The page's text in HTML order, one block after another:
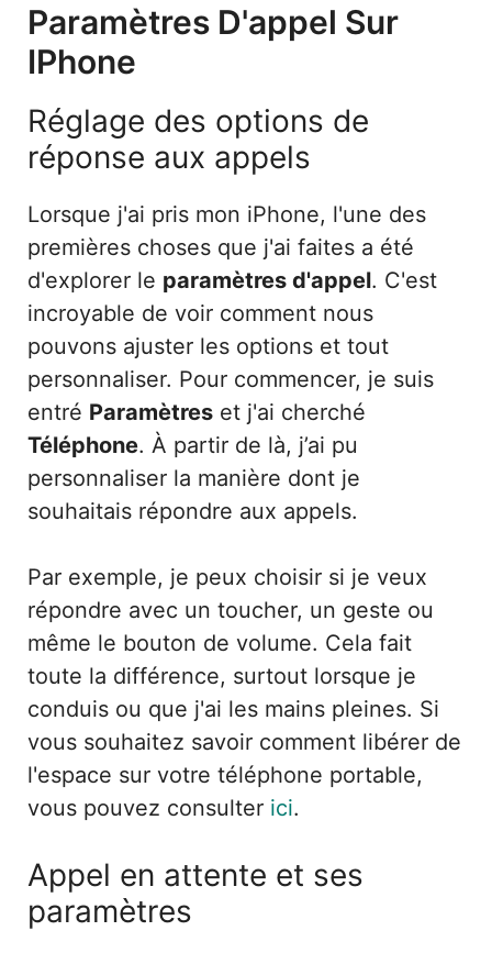
Paramètres D'appel Sur
IPhone
Réglage des options de
réponse aux appels
Lorsque j'ai pris mon iPhone, l'une des
premières choses que j'ai faites a été
d'explorer le paramètres d'appel. C'est
incroyable de voir comment nous
pouvons ajuster les options et tout
personnaliser. Pour commencer, je suis
entré Paramètres et j'ai cherché
Téléphone. À partir de là, j’ai pu
personnaliser la manière dont je
souhaitais répondre aux appels.
Par exemple, je peux choisir si je veux
répondre avec un toucher, un geste ou
même le bouton de volume. Cela fait
toute la différence, surtout lorsque je
conduis ou que j'ai les mains pleines. Si
vous souhaitez savoir comment libérer de
l'espace sur votre téléphone portable,
vous pouvez consulter ici.
Appel en attente et ses
paramètres